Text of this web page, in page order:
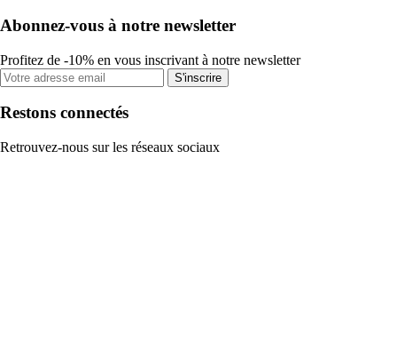
Abonnez-vous à notre newsletter
Profitez de -10% en vous inscrivant à notre newsletter
S'inscrire
Restons connectés
Retrouvez-nous sur les réseaux sociaux